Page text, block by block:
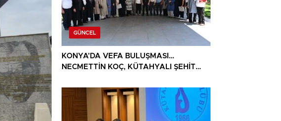
GÜNCEL
KONYA’DA VEFA BULUŞMASI…
NECMETTİN KOÇ, KÜTAHYALI ŞEHİT